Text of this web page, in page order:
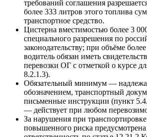
требований соглашения
более 333 литров этого топлива
транспортное средство.
Цистерна вместимостью более 3
специального разрешения по
законодательству; при объёме
водитель обязан иметь
перевозки ОГ с отметкой о курсе
8.2.1.3).
Обязательный минимум —
обозначением, транспортный
письменные инструкции (пункт
— действует при любом
За нарушения при транспортировке
повышенного риска